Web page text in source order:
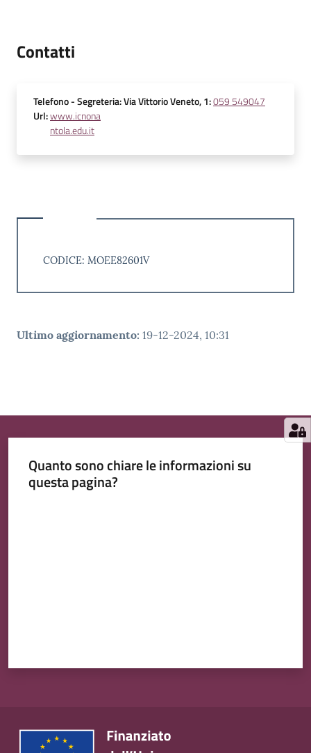
Contatti
Telefono- Segreteria: Via Vittorio Veneto, 1:059 549047
Url:www.icnona
ntola.edu.it
CODICE: MOEE82601V
Ultimo aggiornamento: 19-12-2024, 10:31
Quanto sono chiare le informazioni su
questa pagina?